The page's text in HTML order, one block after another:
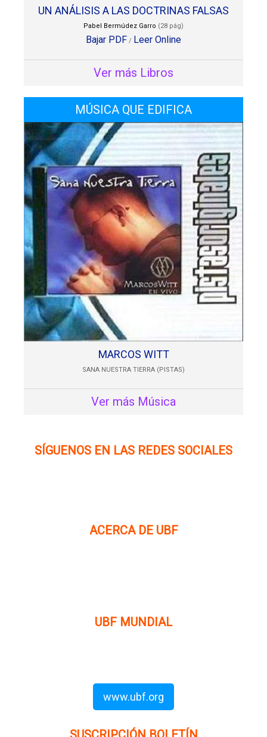
UN ANÁLISIS A LAS DOCTRINAS FALSAS
Pabel Bermúdez Garro (28 pág)
Bajar PDF / Leer Online
Ver más Libros
MÚSICA QUE EDIFICA
MARCOS WITT
SANA NUESTRA TIERRA (PISTAS)
Ver más Música
SÍGUENOS EN LAS REDES SOCIALES
ACERCA DE UBF
UBF MUNDIAL
www.ubf.org